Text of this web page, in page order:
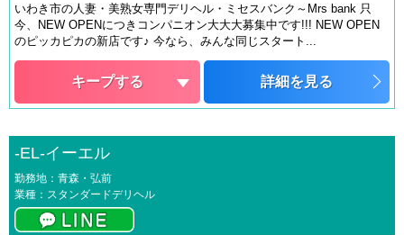
いわき市の人妻・美熟女専門デリヘル・ミセスバンク～Mrs bank 只
今、NEW OPENにつきコンパニオン大大大募集中です!!! NEW OPEN
のピッカピカの新店です♪ 今なら、みんな同じスタート...
キープする 詳細を見る
-EL-イーエル
勤務地：青森・弘前
業種：スタンダードデリヘル